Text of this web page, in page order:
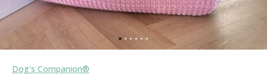
Dog's Companion®